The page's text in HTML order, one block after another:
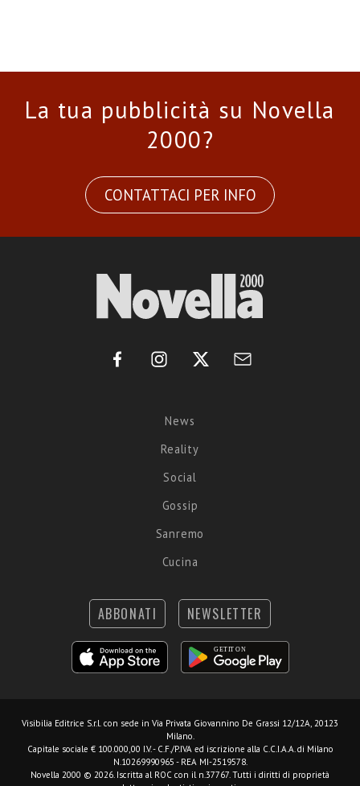
La tua pubblicità su Novella
2000?
CONTATTACI PER INFO
News
Reality
Social
Gossip
Sanremo
Cucina
ABBONATI NEWSLETTER
Visibilia Editrice S.r.l. con sede in Via Privata Giovannino De Grassi 12/12A, 20123
Milano.
Capitale sociale € 100.000,00 I.V. - C.F./P.IVA ed iscrizione alla C.C.I.A.A. di Milano
N.10269990965 - REA MI-2519578.
Novella 2000 © 2026. Iscritta al ROC con il n.37767. Tutti i diritti di proprietà